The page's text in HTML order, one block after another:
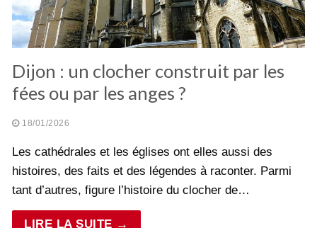
Dijon : un clocher construit par les
fées ou par les anges ?
18/01/2026
Les cathédrales et les églises ont elles aussi des
histoires, des faits et des légendes à raconter. Parmi
tant d’autres, figure l’histoire du clocher de…
LIRE LA SUITE →